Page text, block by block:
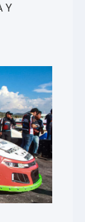
Y